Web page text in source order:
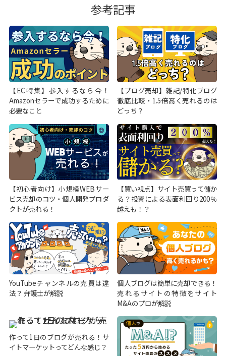
参考記事
【EC特集】参入するなら今！
Amazonセラーで成功するために
必要なこと
【ブログ売却】雑記/特化ブログ
徹底比較・1.5倍高く売れるのは
どっち？
【初心者向け】小規模WEBサー
ビス売却のコツ・個人開発プロダ
クトが売れる！
【買い視点】サイト売買って儲か
る？投資による表面利回り200％
越えも！？
YouTubeチャンネルの売買は違
法？ 弁護士が解説
個人ブログは簡単に売却できる！
売れるサイトの特徴をサイト
M&Aのプロが解説
作って1日のブログが売れる！サ
イトマーケットってどんな感じ？